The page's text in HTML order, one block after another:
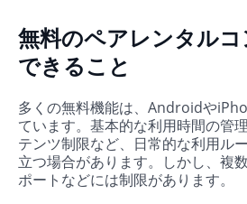
無料のペアレンタル
できること
多くの無料機能は、Androidや
ています。基本的な利用時間の管
テンツ制限など、日常的な利用ル
立つ場合があります。しかし、複
ポートなどには制限があります。